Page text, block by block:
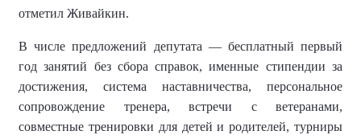
отметил Живайкин.
В числе предложений депутата — бесплатный первый
год занятий без сбора справок, именные стипендии за
достижения, система наставничества, персональное
сопровождение тренера, встречи с ветеранами,
совместные тренировки для детей и родителей, турниры